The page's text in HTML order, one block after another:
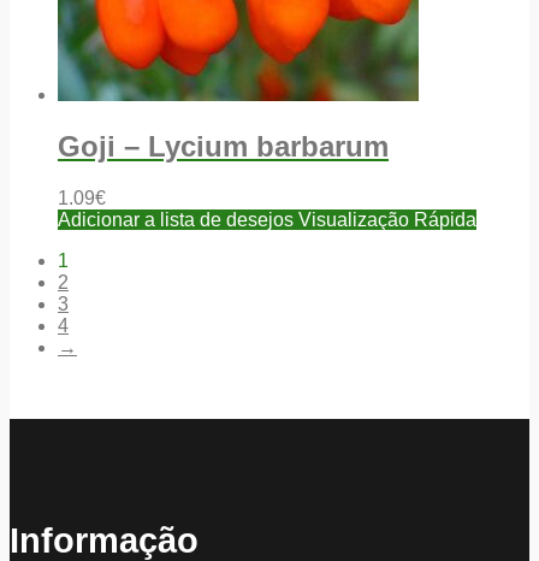
Goji – Lycium barbarum
1.09€
Adicionar a lista de desejos Visualização Rápida
1
2
3
4
→
Informação